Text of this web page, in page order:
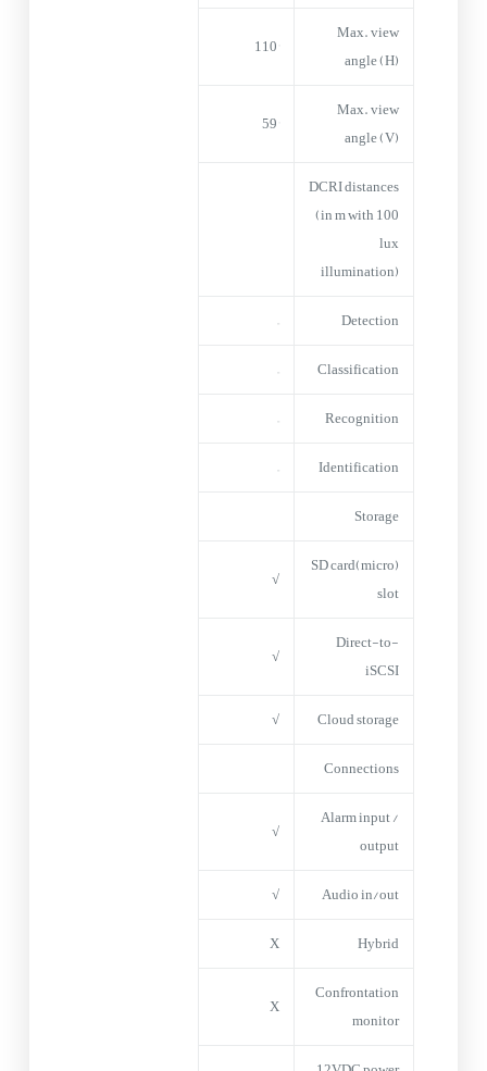
Max. view
angle (H)
110°
Max. view
angle (V)
59°
DCRI distances
(in m with 100
lux
illumination)
Detection
–
Classification
–
Recognition
–
Identification
–
Storage
(micro)SD card
slot
√
Direct-to-
iSCSI
√
Cloud storage
√
Connections
Alarm input /
output
√
Audio in/out
√
Hybrid
X
Confrontation
monitor
X